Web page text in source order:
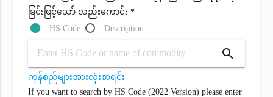
ခြင်းဖြင့်သော် လည်းကောင်း *
HS Code
Description
search
ကုန်စည်များအားလုံးစာရင်း
If you want to search by HS Code (2022 Version) please enter